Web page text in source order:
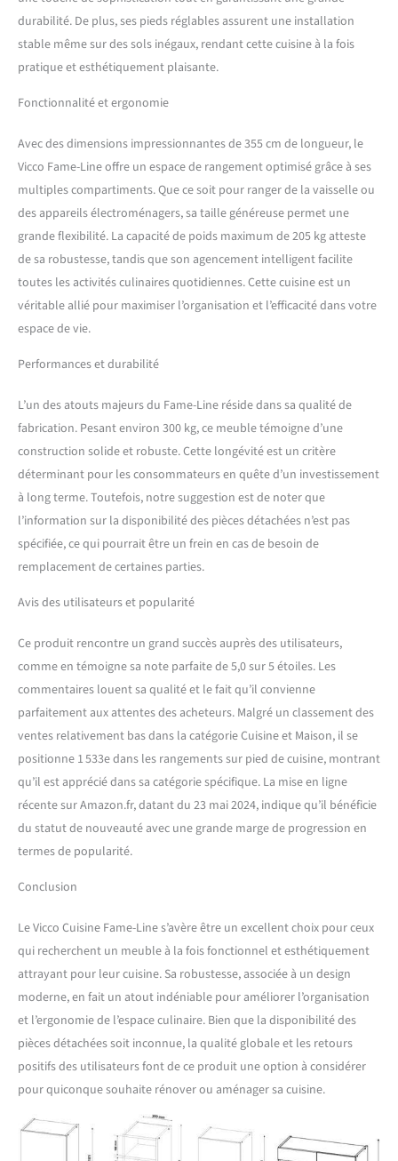
présentées sur les photos.
Les meubles bas ont une
profondeur de 51,6 cm.
MATÉRIAU: La kitchenette
avec un revêtement en
résine mélamine. Toutes les
façades des unités de
cuisine sont fabriquées en
MDF de haute qualité.
CONTENU DE LIVRAISON :
bloc de cuisine avec plan de
travail, matériel de
montage (sauf indication
durabilité. De plus, ses pieds réglables assurent une installation
stable même sur des sols inégaux, rendant cette cuisine à la fois
pratique et esthétiquement plaisante.
Fonctionnalité et ergonomie
Avec des dimensions impressionnantes de 355 cm de longueur, le
Vicco Fame-Line offre un espace de rangement optimisé grâce à ses
multiples compartiments. Que ce soit pour ranger de la vaisselle ou
des appareils électroménagers, sa taille généreuse permet une
grande flexibilité. La capacité de poids maximum de 205 kg atteste
de sa robustesse, tandis que son agencement intelligent facilite
toutes les activités culinaires quotidiennes. Cette cuisine est un
véritable allié pour maximiser l’organisation et l’efficacité dans votre
espace de vie.
Performances et durabilité
L’un des atouts majeurs du Fame-Line réside dans sa qualité de
fabrication. Pesant environ 300 kg, ce meuble témoigne d’une
construction solide et robuste. Cette longévité est un critère
déterminant pour les consommateurs en quête d’un investissement
à long terme. Toutefois, notre suggestion est de noter que
l’information sur la disponibilité des pièces détachées n’est pas
spécifiée, ce qui pourrait être un frein en cas de besoin de
remplacement de certaines parties.
Avis des utilisateurs et popularité
Ce produit rencontre un grand succès auprès des utilisateurs,
comme en témoigne sa note parfaite de 5,0 sur 5 étoiles. Les
commentaires louent sa qualité et le fait qu’il convienne
parfaitement aux attentes des acheteurs. Malgré un classement des
ventes relativement bas dans la catégorie Cuisine et Maison, il se
positionne 1 533e dans les rangements sur pied de cuisine, montrant
qu’il est apprécié dans sa catégorie spécifique. La mise en ligne
récente sur Amazon.fr, datant du 23 mai 2024, indique qu’il bénéficie
du statut de nouveauté avec une grande marge de progression en
termes de popularité.
Conclusion
Le Vicco Cuisine Fame-Line s’avère être un excellent choix pour ceux
qui recherchent un meuble à la fois fonctionnel et esthétiquement
attrayant pour leur cuisine. Sa robustesse, associée à un design
moderne, en fait un atout indéniable pour améliorer l’organisation
et l’ergonomie de l’espace culinaire. Bien que la disponibilité des
pièces détachées soit inconnue, la qualité globale et les retours
positifs des utilisateurs font de ce produit une option à considérer
pour quiconque souhaite rénover ou aménager sa cuisine.